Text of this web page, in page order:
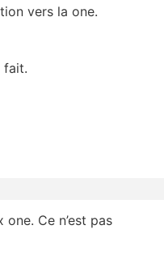
vers la one.
fait.
Ce n’est pas